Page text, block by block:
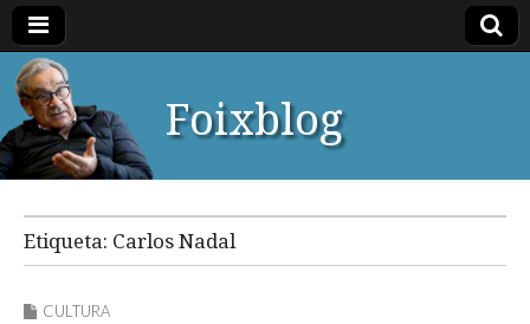
Foixblog
Etiqueta: Carlos Nadal
CULTURA